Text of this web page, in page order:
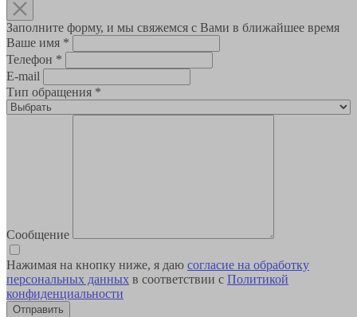
Заполните форму, и мы свяжемся с Вами в ближайшее время
Ваше имя *
Телефон *
E-mail
Тип обращения *
Сообщение
Нажимая на кнопку ниже, я даю согласие на обработку
персональных данных в соответствии с Политикой
конфиденциальности